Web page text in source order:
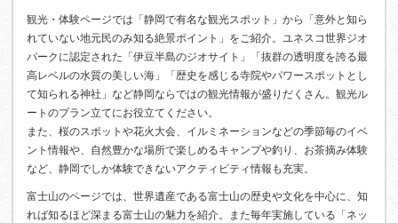
観光・体験ページでは「静岡で有名な観光スポット」から「意外と知ら
れていない地元民のみ知る絶景ポイント」をご紹介。ユネスコ世界ジオ
パークに認定された「伊豆半島のジオサイト」「抜群の透明度を誇る最
高レベルの水質の美しい海」「歴史を感じる寺院やパワースポットとし
て知られる神社」など静岡ならではの観光情報が盛りだくさん。観光ル
ートのプラン立てにお役立てください。
また、桜のスポットや花火大会、イルミネーションなどの季節毎のイベ
ント情報や、自然豊かな場所で楽しめるキャンプや釣り、お茶摘み体験
など、静岡でしか体験できないアクティビティ情報も充実。
富士山のページでは、世界遺産である富士山の歴史や文化を中心に、知
れば知るほど深まる富士山の魅力を紹介。また毎年実施している「ネッ